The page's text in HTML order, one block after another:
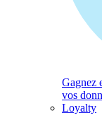
Gagnez
vos
Loyalty